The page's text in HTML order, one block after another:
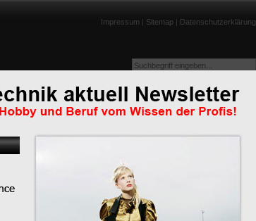
Impressum | Sitemap | Datenschutzerklärung
Tests Links Downloads Humor
verpassen Sie keine Nachricht mehr!
Anleitung für den Internet Explorer 7
Anleitung für Firefox 2.0